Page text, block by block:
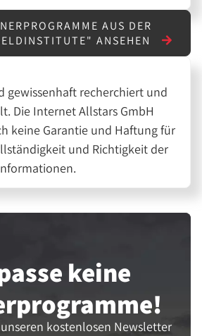
AUS DER
ANSEHEN
gewissenhaft recherchiert und
Die Internet Allstars GmbH
keine Garantie und Haftung für
und Richtigkeit der
keine
kostenlosen Newsletter